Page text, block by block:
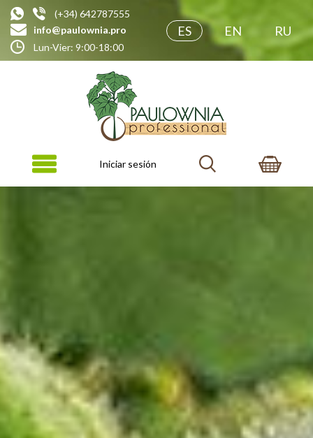
(+34) 642787555
info@paulownia.pro
Lun-Vier: 9:00-18:00
ES EN RU
Iniciar sesión